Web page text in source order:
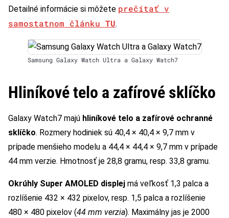
Detailné informácie si môžete prečítať v
samostatnom článku TU.
Samsung Galaxy Watch Ultra a Galaxy Watch7
Hliníkové telo a zafírové sklíčko
Galaxy Watch7 majú hliníkové telo a zafírové ochranné
sklíčko. Rozmery hodiniek sú 40,4 × 40,4 × 9,7 mm v
prípade menšieho modelu a 44,4 × 44,4 × 9,7 mm v prípade
44 mm verzie. Hmotnosť je 28,8 gramu, resp. 33,8 gramu.
Okrúhly Super AMOLED displej má veľkosť 1,3 palca a
rozlíšenie 432 × 432 pixelov, resp. 1,5 palca a rozlíšenie
480 × 480 pixelov (44 mm verzia). Maximálny jas je 2000